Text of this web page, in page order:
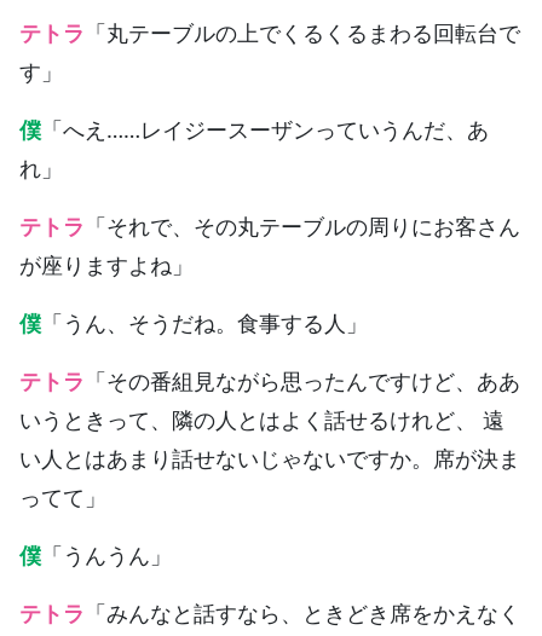
テトラ 「丸テーブルの上でくるくるまわる回転台で
す」
僕 「へえ……レイジースーザンっていうんだ、あ
れ」
テトラ 「それで、その丸テーブルの周りにお客さん
が座りますよね」
僕 「うん、そうだね。食事する人」
テトラ 「その番組見ながら思ったんですけど、ああ
いうときって、隣の人とはよく話せるけれど、 遠
い人とはあまり話せないじゃないですか。席が決ま
ってて」
僕 「うんうん」
テトラ 「みんなと話すなら、ときどき席をかえなく